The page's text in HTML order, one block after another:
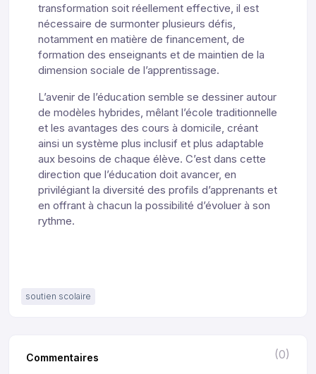
transformation soit réellement effective, il est
nécessaire de surmonter plusieurs défis,
notamment en matière de financement, de
formation des enseignants et de maintien de la
dimension sociale de l’apprentissage.
L’avenir de l’éducation semble se dessiner autour
de modèles hybrides, mêlant l’école traditionnelle
et les avantages des cours à domicile, créant
ainsi un système plus inclusif et plus adaptable
aux besoins de chaque élève. C’est dans cette
direction que l’éducation doit avancer, en
privilégiant la diversité des profils d’apprenants et
en offrant à chacun la possibilité d’évoluer à son
rythme.
soutien scolaire
Commentaires (0)